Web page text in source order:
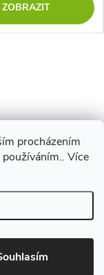
procházením
Více
ZOBRAZIT
vyhrazena.Upravit